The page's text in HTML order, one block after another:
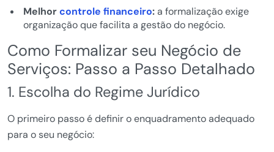
Melhorcontrole financeiro:a formalização exige
organização que facilita a gestão do negócio.
Como Formalizar seu Negócio de
Serviços: Passo a Passo Detalhado
1. Escolha do Regime Jurídico
O primeiro passo é definir o enquadramento adequado
para o seu negócio: